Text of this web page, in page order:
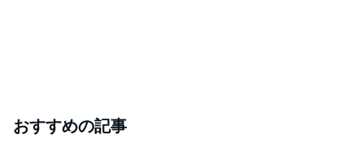
おすすめの記事